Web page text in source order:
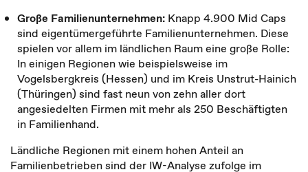
Große Familienunternehmen: Knapp 4.900 Mid Caps
sind eigentümergeführte Familienunternehmen. Diese
spielen vor allem im ländlichen Raum eine große Rolle:
In einigen Regionen wie beispielsweise im
Vogelsbergkreis (Hessen) und im Kreis Unstrut-Hainich
(Thüringen) sind fast neun von zehn aller dort
angesiedelten Firmen mit mehr als 250 Beschäftigten
in Familienhand.
Ländliche Regionen mit einem hohen Anteil an
Familienbetrieben sind der IW-Analyse zufolge im